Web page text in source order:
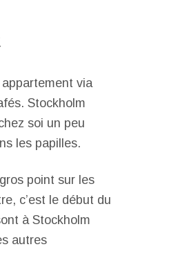
via
Stockholm
soi un peu
les papilles.
point sur les
c’est le début du
à Stockholm
autres